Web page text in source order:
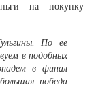
на покупку
По ее
в подобных
в финал
победа